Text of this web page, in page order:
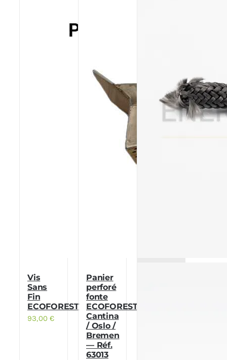
Vis
Sans
Fin
ECOFOREST
93,00€
Panier
perforé
fonte
ECOFOREST
Cantina
/ Oslo /
Bremen
— Réf.
63013